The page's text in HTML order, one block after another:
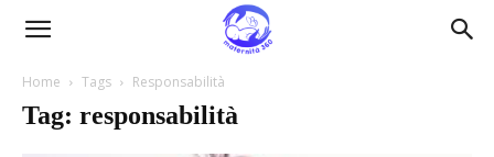
Maternità360
Home Tags Responsabilità
Tag: responsabilità